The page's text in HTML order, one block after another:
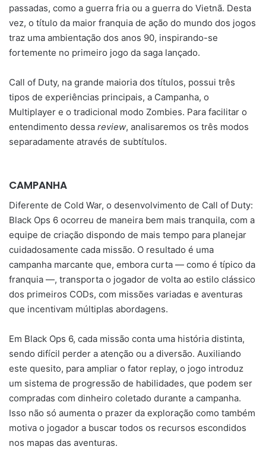
passadas, como a guerra fria ou a guerra do Vietnã. Desta
vez, o título da maior franquia de ação do mundo dos jogos
traz uma ambientação dos anos 90, inspirando-se
fortemente no primeiro jogo da saga lançado.
Call of Duty, na grande maioria dos títulos, possui três
tipos de experiências principais, a Campanha, o
Multiplayer e o tradicional modo Zombies. Para facilitar o
entendimento dessa review, analisaremos os três modos
separadamente através de subtítulos.
CAMPANHA
Diferente de Cold War, o desenvolvimento de Call of Duty:
Black Ops 6 ocorreu de maneira bem mais tranquila, com a
equipe de criação dispondo de mais tempo para planejar
cuidadosamente cada missão. O resultado é uma
campanha marcante que, embora curta — como é típico da
franquia —, transporta o jogador de volta ao estilo clássico
dos primeiros CODs, com missões variadas e aventuras
que incentivam múltiplas abordagens.
Em Black Ops 6, cada missão conta uma história distinta,
sendo difícil perder a atenção ou a diversão. Auxiliando
este quesito, para ampliar o fator replay, o jogo introduz
um sistema de progressão de habilidades, que podem ser
compradas com dinheiro coletado durante a campanha.
Isso não só aumenta o prazer da exploração como também
motiva o jogador a buscar todos os recursos escondidos
nos mapas das aventuras.